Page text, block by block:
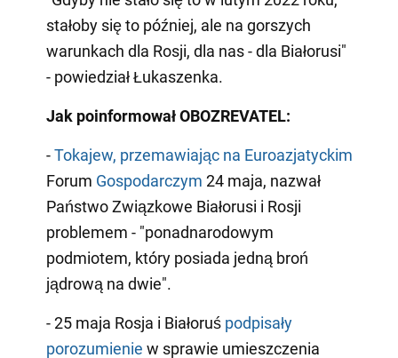
stałoby się to później, ale na gorszych
warunkach dla Rosji, dla nas - dla Białorusi"
- powiedział Łukaszenka.
Jak poinformował OBOZREVATEL:
-Tokajew, przemawiając na Euroazjatyckim
Forum Gospodarczym 24 maja, nazwał
Państwo Związkowe Białorusi i Rosji
problemem - "ponadnarodowym
podmiotem, który posiada jedną broń
jądrową na dwie".
- 25 maja Rosja i Białoruś podpisały
porozumienie w sprawie umieszczenia